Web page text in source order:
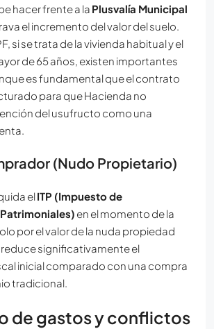
hacer frente a la Plusvalía Municipal
el incremento del valor del suelo.
si se trata de la vivienda habitual y el
de 65 años, existen importantes
es fundamental que el contrato
para que Hacienda no
del usufructo como una
(Nudo Propietario)
elITP (Impuesto de
en el momento de la
por el valor de la nuda propiedad
significativamente el
inicial comparado con una compra
tradicional.
de gastos y conflictos